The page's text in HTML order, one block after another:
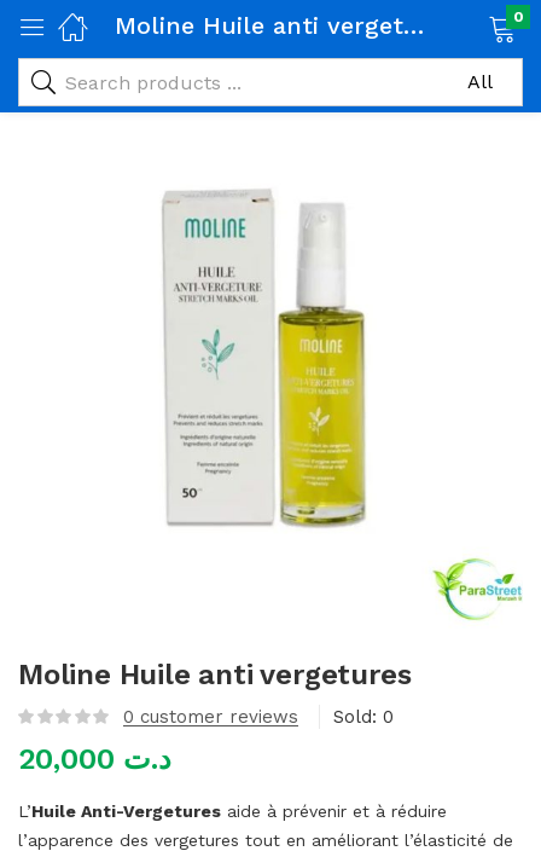
alimentaires)
Moline Huile anti vergetures 0
Moline Huile anti vergetures
0 customer reviews Sold: 0
د.ت
L’Huile Anti-Vergetures aide à prévenir et à réduire
l’apparence des vergetures tout en améliorant l’élasticité de